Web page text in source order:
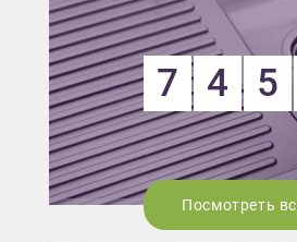
7 4 5
Посмотреть